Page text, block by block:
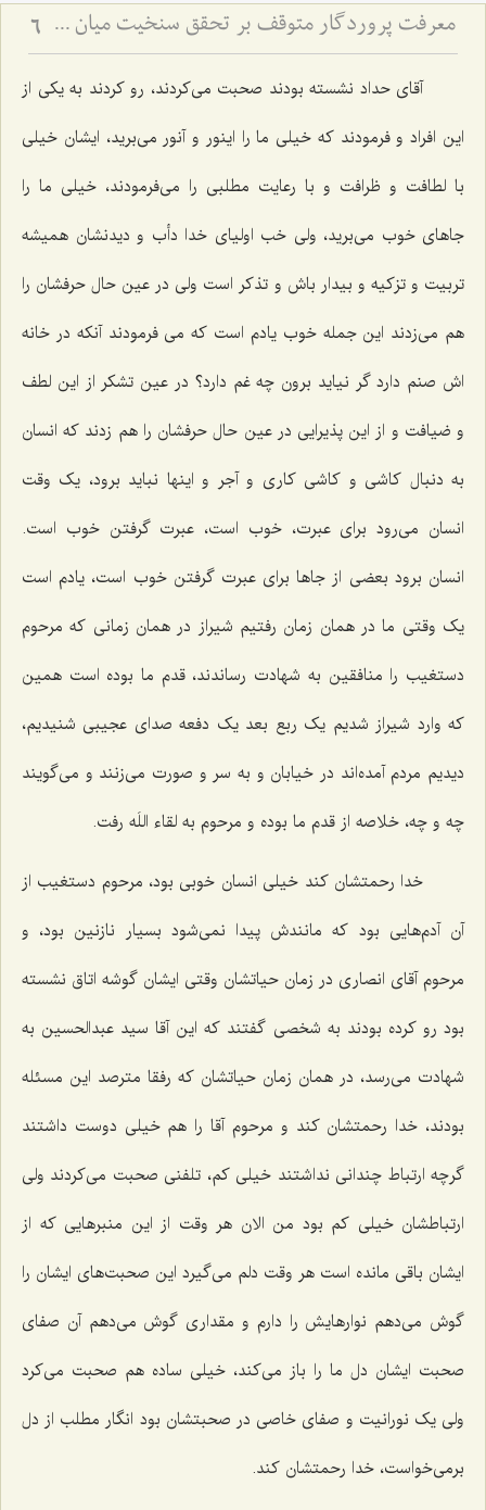
معرفت پروردگار متوقف بر تحقق سنخیت میان عبد و رب 6
آقای حداد نشسته بودند صحبت می‌کردند، رو کردند به یکی از
این افراد و فرمودند که خیلی ما را اینور و آنور می‌برید، ایشان خیلی
با لطافت و ظرافت و با رعایت مطلبی را می‌فرمودند، خیلی ما را
جاهای خوب می‌برید، ولی خب اولیای خدا دأب و دیدنشان همیشه
تربیت و تزکیه و بیدار باش و تذکر است ولی در عین حال حرفشان را
هم می‌زدند این جمله خوب یادم است که می فرمودند آنکه در خانه
اش صنم دارد گر نیاید برون چه غم دارد؟ در عین تشکر از این لطف
و ضیافت و از این پذیرایی در عین حال حرفشان را هم زدند که انسان
به دنبال کاشی و کاشی کاری و آجر و اینها نباید برود، یک وقت
انسان می‌رود برای عبرت، خوب است، عبرت گرفتن خوب است.
انسان برود بعضی از جاها برای عبرت گرفتن خوب است، یادم است
یک وقتی ما در همان زمان رفتیم شیراز در همان زمانی که مرحوم
دستغیب را منافقین به شهادت رساندند، قدم ما بوده است همین
که وارد شیراز شدیم یک ربع بعد یک دفعه صدای عجیبی شنیدیم،
دیدیم مردم آمده‌اند در خیابان و به سر و صورت می‌زنند و می‌گویند
چه و چه، خلاصه از قدم ما بوده و مرحوم به لقاء اللَه رفت.
خدا رحمتشان کند خیلی انسان خوبی بود، مرحوم دستغیب از
آن آدم‌هایی بود که مانندش پیدا نمی‌شود بسیار نازنین بود، و
مرحوم آقای انصاری در زمان حیاتشان وقتی ایشان گوشه اتاق نشسته
بود رو کرده بودند به شخصی گفتند که این آقا سید عبدالحسین به
شهادت می‌رسد، در همان زمان حیاتشان که رفقا مترصد این مسئله
بودند، خدا رحمتشان کند و مرحوم آقا را هم خیلی دوست داشتند
گرچه ارتباط چندانی نداشتند خیلی کم، تلفنی صحبت می‌کردند ولی
ارتباطشان خیلی کم بود من الان هر وقت از این منبرهایی که از
ایشان باقی مانده است هر وقت دلم می‌گیرد این صحبت‌های ایشان را
گوش می‌دهم نوارهایش را دارم و مقداری گوش می‌دهم آن صفای
صحبت ایشان دل ما را باز می‌کند، خیلی ساده هم صحبت می‌کرد
ولی یک نورانیت و صفای خاصی در صحبتشان بود انگار مطلب از دل
برمی‌خواست، خدا رحمتشان کند.